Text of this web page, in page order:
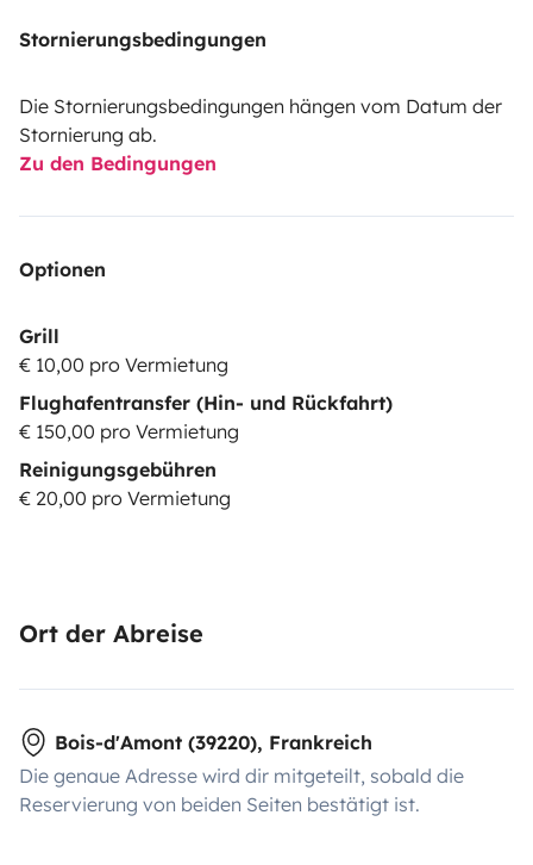
Stornierungsbedingungen
Die Stornierungsbedingungen hängen vom Datum der
Stornierung ab.
Zu den Bedingungen
Optionen
Grill
€ 10,00 pro Vermietung
Flughafentransfer (Hin- und Rückfahrt)
€ 150,00 pro Vermietung
Reinigungsgebühren
€ 20,00 pro Vermietung
Ort der Abreise
Bois-d'Amont (39220), Frankreich
Die genaue Adresse wird dir mitgeteilt, sobald die
Reservierung von beiden Seiten bestätigt ist.